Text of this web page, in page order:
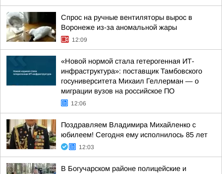
Спрос на ручные вентиляторы вырос в
Воронеже из-за аномальной жары
12:09
«Новой нормой стала гетерогенная ИТ-
инфраструктура»: поставщик Тамбовского
госуниверситета Михаил Геллерман — о
миграции вузов на российское ПО
12:06
Поздравляем Владимира Михайленко с
юбилеем! Сегодня ему исполнилось 85 лет
12:03
В Богучарском районе полицейские и